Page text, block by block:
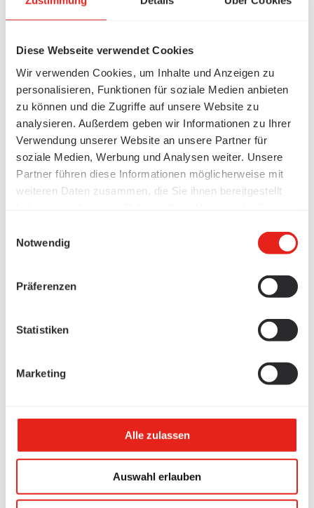
Diese Webseite verwendet Cookies
Wir verwenden Cookies, um Inhalte und Anzeigen zu
personalisieren, Funktionen für soziale Medien anbieten
zu können und die Zugriffe auf unsere Website zu
analysieren. Außerdem geben wir Informationen zu Ihrer
Verwendung unserer Website an unsere Partner für
soziale Medien, Werbung und Analysen weiter. Unsere
Partner führen diese Informationen möglicherweise mit
weiteren Daten zusammen, die Sie ihnen bereitgestellt
Notwendig
Präferenzen
Statistiken
Marketing
Alle zulassen
Auswahl erlauben